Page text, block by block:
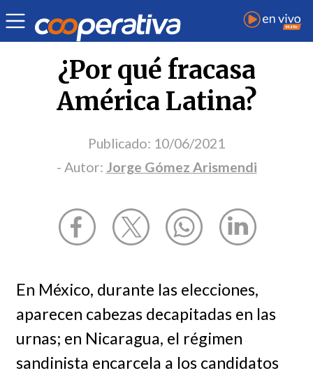
Opinión | Jorge Gómez Arismendi
¿Por qué fracasa
América Latina?
Publicado: 10/06/2021
- Autor: Jorge Gómez Arismendi
En México, durante las elecciones,
aparecen cabezas decapitadas en las
urnas; en Nicaragua, el régimen
sandinista encarcela a los candidatos